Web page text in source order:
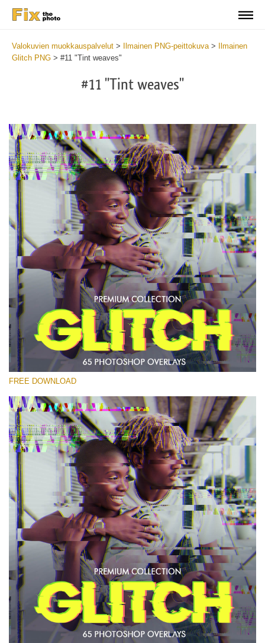
Valokuvien muokkauspalvelut > Ilmainen PNG-peittokuva>
Ilmainen
Glitch PNG > #11 "Tint weaves"
#11 "Tint weaves"
Please select
Free PNG Overlay #11
Small 800*533px
Glitch Effect
(65 Overlays)
Sky Boundless
(347 Overlays)
Large 6000*4000px
Entire Collection
(1783 Overlays)
Large 6000*4000px
Free download
FREE DOWNLOAD